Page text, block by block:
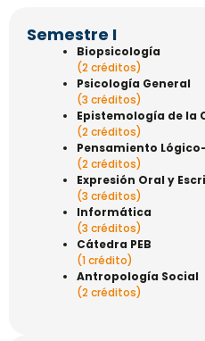
Semestre I
Biopsicología
(2 créditos)
Psicología General
(3 créditos)
Epistemología de la
(2 créditos)
Pensamiento
(2 créditos)
Expresión Oral y
(3 créditos)
Informática
(3 créditos)
Cátedra PEB
(1 crédito)
Antropología Social
(2 créditos)